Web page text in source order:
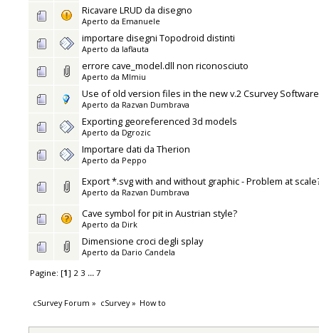
Ricavare LRUD da disegno
Aperto da Emanuele
importare disegni Topodroid distinti
Aperto da laflauta
errore cave_model.dll non riconosciuto
Aperto da MImiu
Use of old version files in the new v.2 Csurvey Software
Aperto da Razvan Dumbrava
Exporting georeferenced 3d models
Aperto da Dgrozic
Importare dati da Therion
Aperto da Peppo
Export *.svg with and without graphic - Problem at
Aperto da Razvan Dumbrava
Cave symbol for pit in Austrian style?
Aperto da Dirk
Dimensione croci degli splay
Aperto da Dario Candela
Pagine: [1] 2 3 ...7
cSurvey Forum » cSurvey» How to